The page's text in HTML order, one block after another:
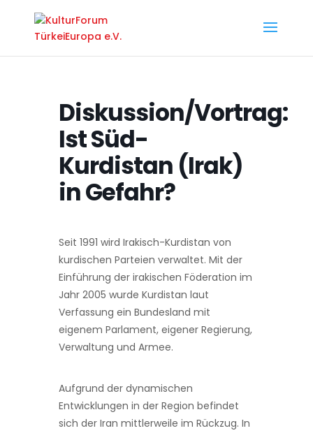
Diskussion/Vortrag:
Ist Süd-
Kurdistan (Irak)
in Gefahr?
Seit 1991 wird Irakisch-Kurdistan von
kurdischen Parteien verwaltet. Mit der
Einführung der irakischen Föderation im
Jahr 2005 wurde Kurdistan laut
Verfassung ein Bundesland mit
eigenem Parlament, eigener Regierung,
Verwaltung und Armee.
Aufgrund der dynamischen
Entwicklungen in der Region befindet
sich der Iran mittlerweile im Rückzug. In